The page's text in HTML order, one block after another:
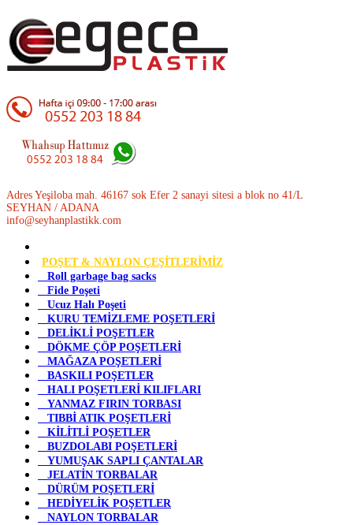
Adres Yeşiloba mah. 46167 sok Efer 2 sanayi sitesi a blok no 41/L
SEYHAN / ADANA
info@seyhanplastikk.com
POŞET & NAYLON ÇEŞİTLERİMİZ
Roll garbage bag sacks
Fide Poşeti
Ucuz Halı Poşeti
KURU TEMİZLEME POŞETLERİ
DELİKLİ POŞETLER
DÖKME ÇÖP POŞETLERİ
MAĞAZA POŞETLERİ
BASKILI POŞETLER
HALI POŞETLERİ KILIFLARI
YANMAZ FIRIN TORBASI
TIBBİ ATIK POŞETLERİ
KİLİTLİ POŞETLER
BUZDOLABI POŞETLERİ
YUMUŞAK SAPLI ÇANTALAR
JELATİN TORBALAR
DÜRÜM POŞETLERİ
HEDİYELİK POŞETLER
NAYLON TORBALAR